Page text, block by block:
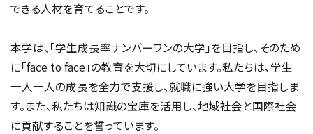
できる人材を育てることです。
本学は、「学生成長率ナンバーワンの大学」を目指し、そのため
に「face to face」の教育を大切にしています。私たちは、学生
一人一人の成長を全力で支援し、就職に強い大学を目指しま
す。また、私たちは知識の宝庫を活用し、地域社会と国際社会
に貢献することを誓っています。